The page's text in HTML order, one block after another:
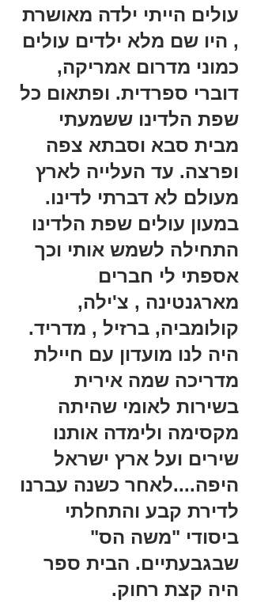
עולים הייתי ילדה מאושרת
, היו שם מלא ילדים עולים
כמוני מדרום אמריקה,
דוברי ספרדית. ופתאום כל
שפת הלדינו ששמעתי
מבית סבא וסבתא צפה
ופרצה. עד העלייה לארץ
מעולם לא דברתי לדינו.
במעון עולים שפת הלדינו
התחילה לשמש אותי וכך
אספתי לי חברים
מארגנטינה , צ'ילה,
קולומביה, ברזיל , מדריד.
היה לנו מועדון עם חיילת
מדריכה שמה אירית
בשירות לאומי שהיתה
מקסימה ולימדה אותנו
שירים ועל ארץ ישראל
היפה....לאחר כשנה עברנו
לדירת קבע והתחלתי
ביסודי "משה הס"
שבגבעתיים. הבית ספר
היה קצת רחוק.